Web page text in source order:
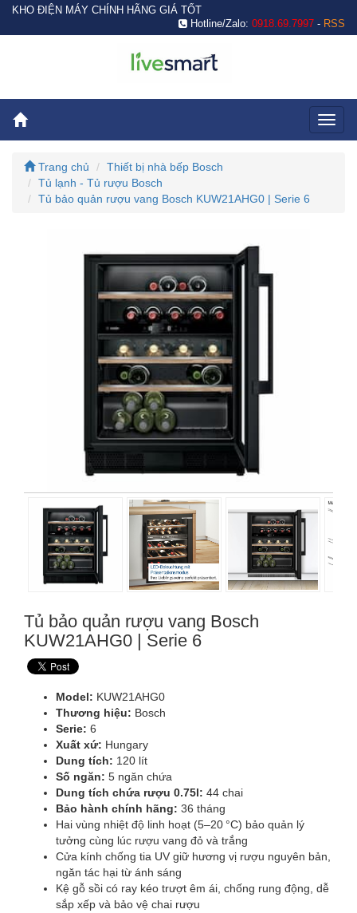
KHO ĐIỆN MÁY CHÍNH HÃNG GIÁ TỐT
Hotline/Zalo: 0918.69.7997 - RSS
Trang chủ
Thiết bị nhà bếp Bosch
Tủ lạnh - Tủ rượu Bosch
Tủ bảo quản rượu vang Bosch KUW21AHG0 | Serie 6
Tủ bảo quản rượu vang Bosch
KUW21AHG0 | Serie 6
Model: KUW21AHG0
Thương hiệu: Bosch
Serie: 6
Xuất xứ: Hungary
Dung tích: 120 lít
Số ngăn: 5 ngăn chứa
Dung tích chứa rượu 0.75l: 44 chai
Bảo hành chính hãng: 36 tháng
Hai vùng nhiệt độ linh hoạt (5–20 °C) bảo quản lý
tưởng cùng lúc rượu vang đỏ và trắng
Cửa kính chống tia UV giữ hương vị rượu nguyên bản,
ngăn tác hại từ ánh sáng
Kệ gỗ sồi có ray kéo trượt êm ái, chống rung động, dễ
sắp xếp và bảo vệ chai rượu